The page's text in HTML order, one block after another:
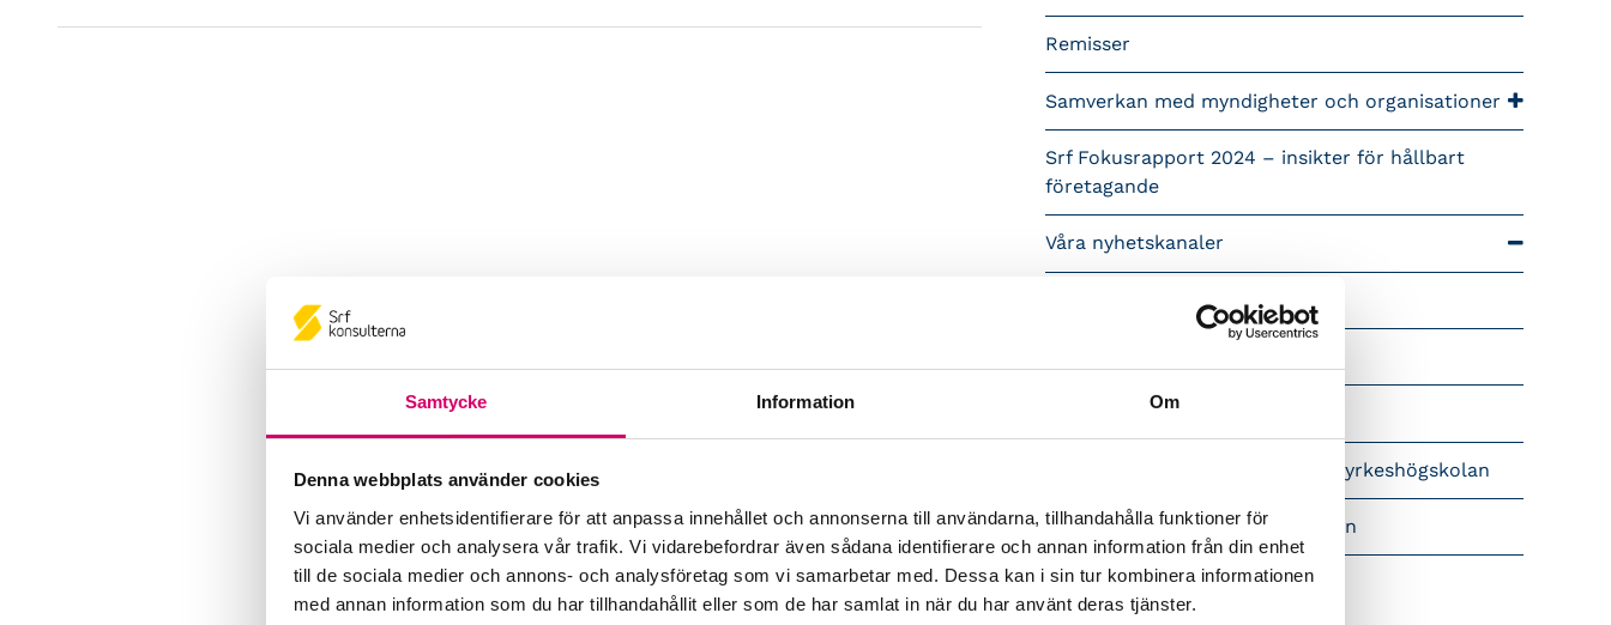
Samtycke Information Om
Denna webbplats använder cookies
Vi använder enhetsidentifierare för att anpassa innehållet och annonserna till användarna, tillhandahålla funktioner för
sociala medier och analysera vår trafik. Vi vidarebefordrar även sådana identifierare och annan information från din enhet
till de sociala medier och annons- och analysföretag som vi samarbetar med. Dessa kan i sin tur kombinera informationen
med annan information som du har tillhandahållit eller som de har samlat in när du har använt deras tjänster.
Remisser
Samverkan med myndigheter och organisationer
Srf Fokusrapport 2024 – insikter för hållbart
företagande
Våra nyhetskanaler
Tidningen Konsulten
Följ oss i sociala medier
Öppet brev till Myndigheten för yrkeshögskolan
Framtidsutsikter i lönebranschen